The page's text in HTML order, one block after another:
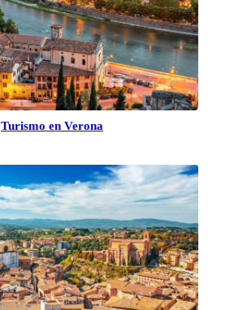
Turismo en Verona